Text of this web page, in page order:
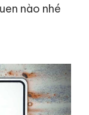
nào nhé